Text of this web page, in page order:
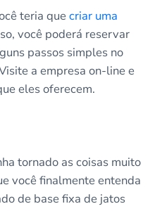
teria quecriar uma
você poderá reservar
passos simples no
a empresa on-line e
eles oferecem.
tornado as coisas muito
você finalmente entenda
de base fixa de jatos